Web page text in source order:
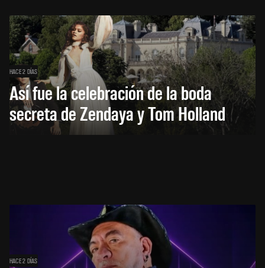
HACE 2 DÍAS
Así fue la celebración de la boda
secreta de Zendaya y Tom Holland
HACE 2 DÍAS